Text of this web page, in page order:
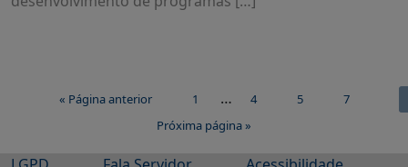
« Página anterior 1 … 4 5
7
Próxima página »